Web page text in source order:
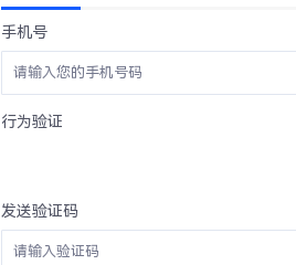
手机号
行为验证
发送验证码